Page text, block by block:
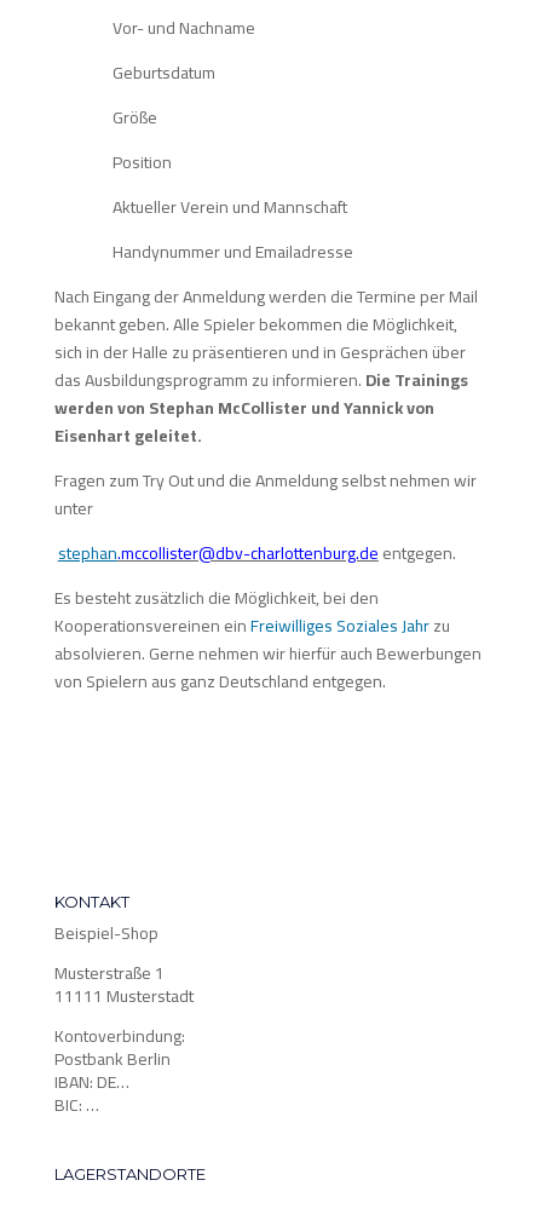
Vor- und Nachname
Geburtsdatum
Größe
Position
Aktueller Verein und Mannschaft
Handynummer und Emailadresse
Nach Eingang der Anmeldung werden die Termine per Mail
bekannt geben. Alle Spieler bekommen die Möglichkeit,
sich in der Halle zu präsentieren und in Gesprächen über
das Ausbildungsprogramm zu informieren.Die Trainings
werden von Stephan McCollister und Yannick von
Eisenhart geleitet.
Fragen zum Try Out und die Anmeldung selbst nehmen wir
unter
stephan.mccollister@dbv-charlottenburg.deentgegen.
Es besteht zusätzlich die Möglichkeit, bei den
Kooperationsvereinen einFreiwilliges Soziales Jahrzu
absolvieren. Gerne nehmen wir hierfür auch Bewerbungen
von Spielern aus ganz Deutschland entgegen.
KONTAKT
Beispiel-Shop
Musterstraße 1
11111 Musterstadt
Kontoverbindung:
Postbank Berlin
IBAN: DE…
BIC: …
LAGERSTANDORTE